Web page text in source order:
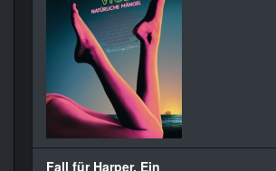
Fall für Harper, Ein